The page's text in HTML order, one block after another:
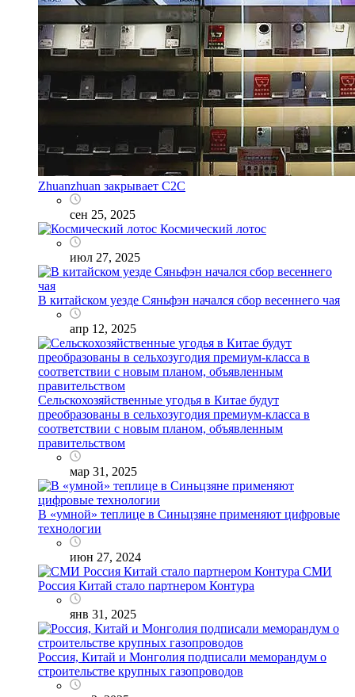
Zhuanzhuan закрывает C2C
сен 25, 2025
Космический лотос
июл 27, 2025
В китайском уезде Сяньфэн начался сбор весеннего чая
апр 12, 2025
Сельскохозяйственные угодья в Китае будут
преобразованы в сельхозугодия премиум-класса в
соответствии с новым планом, объявленным
правительством
мар 31, 2025
В «умной» теплице в Синьцзяне применяют цифровые
технологии
июн 27, 2024
СМИ
Россия Китай стало партнером Контура
янв 31, 2025
Россия, Китай и Монголия подписали меморандум о
строительстве крупных газопроводов